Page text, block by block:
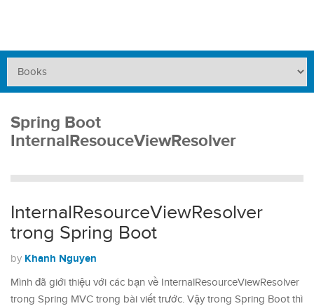
Spring Boot
InternalResouceViewResolver
InternalResourceViewResolver
trong Spring Boot
by Khanh Nguyen
Mình đã giới thiệu với các bạn về InternalResourceViewResolver
trong Spring MVC trong bài viết trước. Vậy trong Spring Boot thì